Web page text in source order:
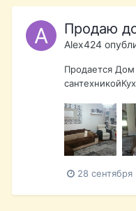
Продаю
Alex424
Продается
28 сентября